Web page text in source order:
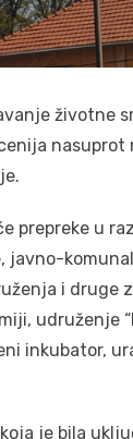
životne
nasuprot
prepreke u
javno-
i druge
udruženje
inkubator,
je bila